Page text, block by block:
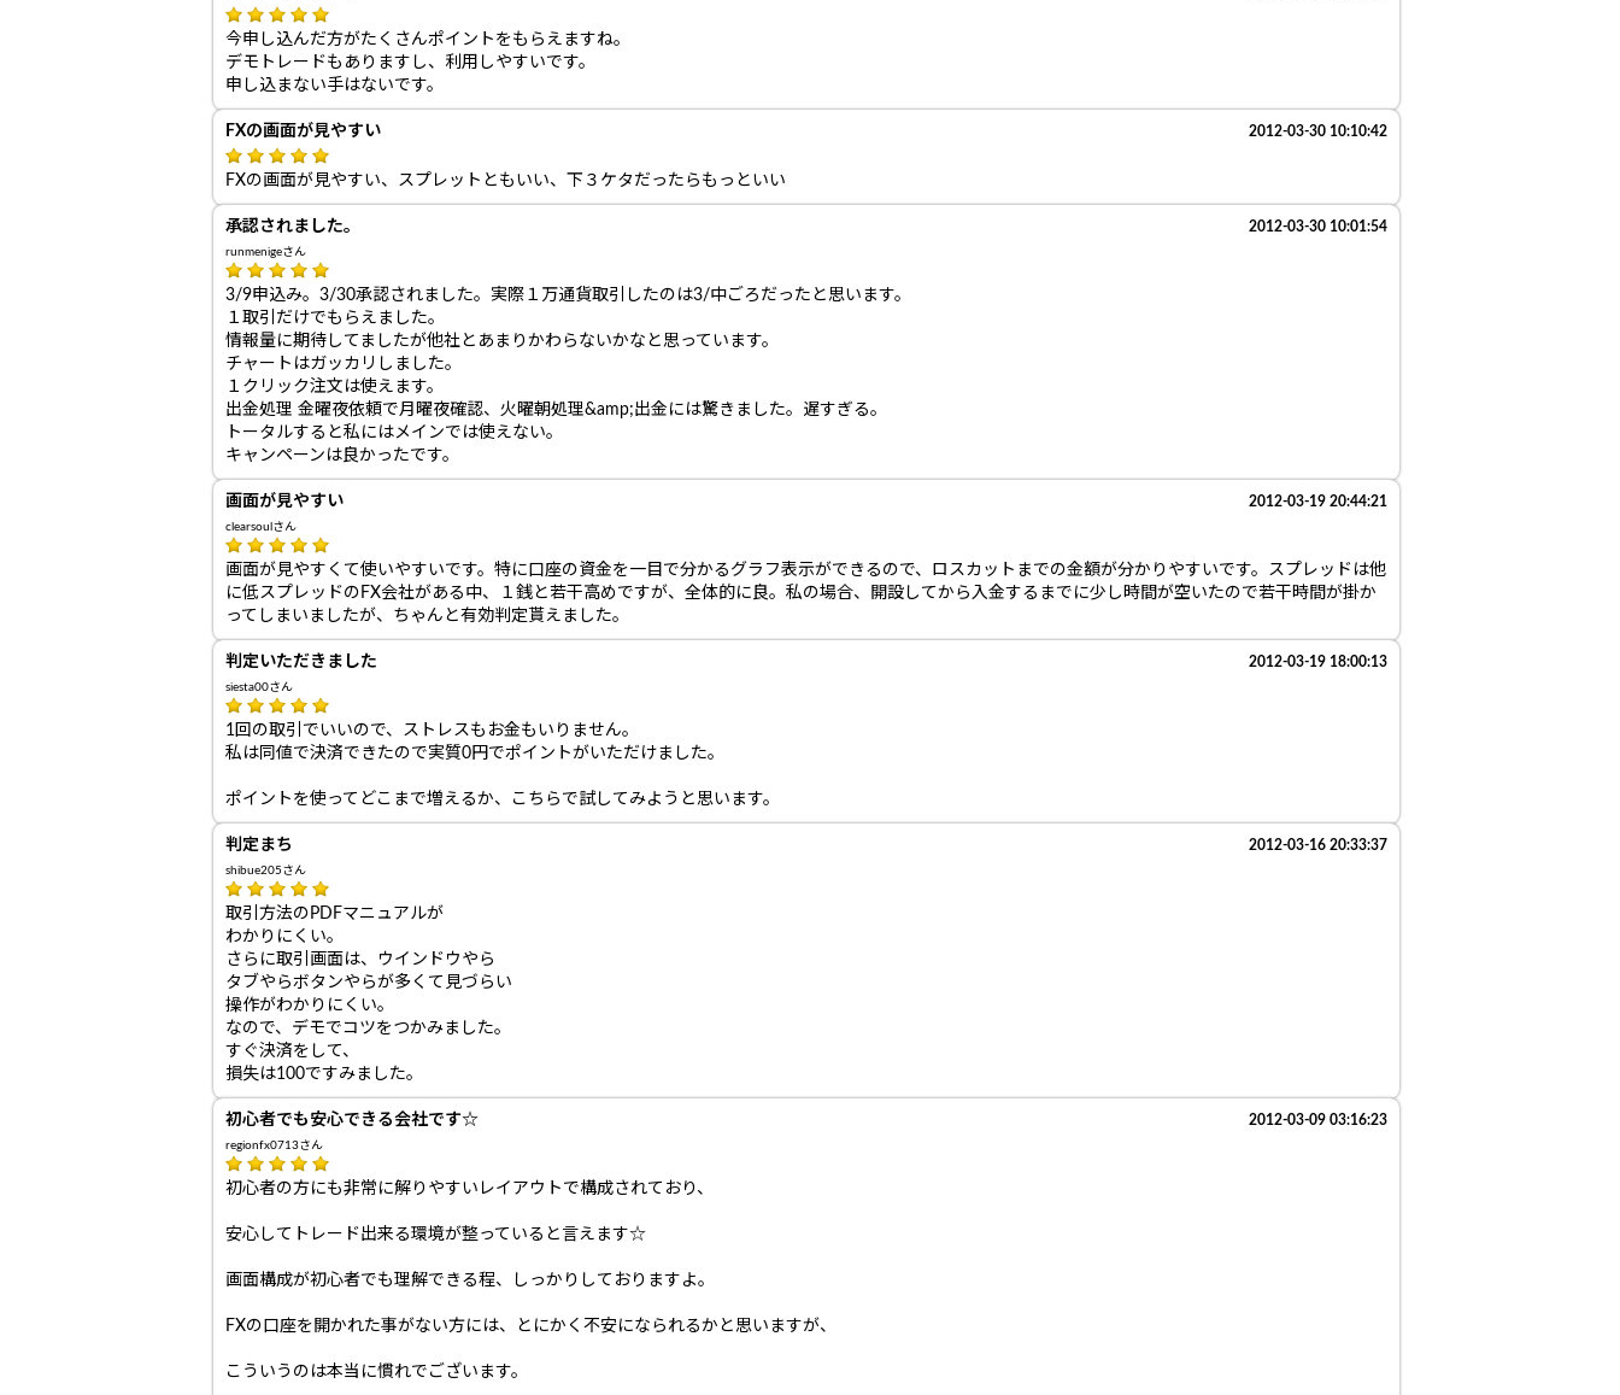
今申し込んだ方がたくさんポイントをもらえますね。
デモトレードもありますし、利用しやすいです。
申し込まない手はないです。
FXの画面が見やすい 2012-03-30 10:10:42
FXの画面が見やすい、スプレットともいい、下３ケタだったらもっといい
承認されました。 2012-03-30 10:01:54
runmenigeさん
3/9申込み。3/30承認されました。実際１万通貨取引したのは3/中ごろだったと思います。
１取引だけでもらえました。
情報量に期待してましたが他社とあまりかわらないかなと思っています。
チャートはガッカリしました。
１クリック注文は使えます。
出金処理 金曜夜依頼で月曜夜確認、火曜朝処理&amp;出金には驚きました。遅すぎる。
トータルすると私にはメインでは使えない。
キャンペーンは良かったです。
画面が見やすい 2012-03-19 20:44:21
clearsoulさん
画面が見やすくて使いやすいです。特に口座の資金を一目で分かるグラフ表示ができるので、ロスカットまでの金額が分かりやすいです。スプレッドは他
に低スプレッドのFX会社がある中、１銭と若干高めですが、全体的に良。私の場合、開設してから入金するまでに少し時間が空いたので若干時間が掛か
ってしまいましたが、ちゃんと有効判定貰えました。
判定いただきました 2012-03-19 18:00:13
siesta00さん
1回の取引でいいので、ストレスもお金もいりません。
私は同値で決済できたので実質0円でポイントがいただけました。
ポイントを使ってどこまで増えるか、こちらで試してみようと思います。
判定まち 2012-03-16 20:33:37
shibue205さん
取引方法のPDFマニュアルが
わかりにくい。
さらに取引画面は、ウインドウやら
タブやらボタンやらが多くて見づらい
操作がわかりにくい。
なので、デモでコツをつかみました。
すぐ決済をして、
損失は100ですみました。
初心者でも安心できる会社です☆ 2012-03-09 03:16:23
regionfx0713さん
初心者の方にも非常に解りやすいレイアウトで構成されており、
安心してトレード出来る環境が整っていると言えます☆
画面構成が初心者でも理解できる程、しっかりしておりますよ。
FXの口座を開かれた事がない方には、とにかく不安になられるかと思いますが、
こういうのは本当に慣れでございます。